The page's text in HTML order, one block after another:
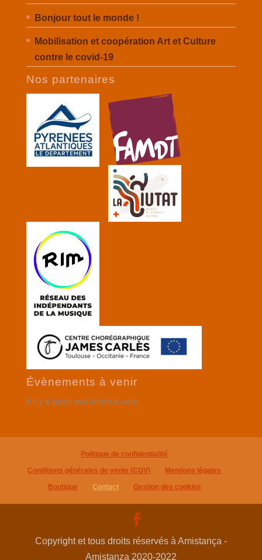
Bonjour tout le monde !
Mobilisation et coopération Art et Culture
contre le covid-19
Nos partenaires
Évènements à venir
Il n’y a aucun évènement à venir.
Politique de confidentialité
Conditions générales de vente (CGV)
Mentions légales
Boutique
Contact Gestion des cookies
Copyright et tous droits réservés à Amistança -
Amistanza 2020-2022